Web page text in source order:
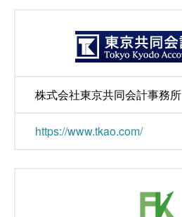
株式会社東京共同会計事務所
https://www.tkao.com/